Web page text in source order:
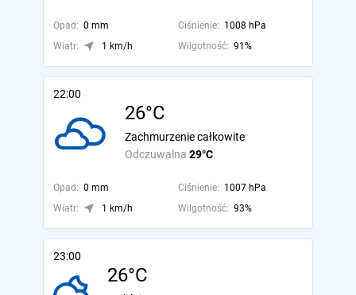
Opad: 0 mm Ciśnienie: 1008 hPa
Wiatr:
1 km/h Wilgotność: 91%
22:00
26°C
Odczuwalna 29°C
Zachmurzenie całkowite
Opad: 0 mm Ciśnienie: 1007 hPa
Wiatr:
1 km/h Wilgotność: 93%
23:00
26°C